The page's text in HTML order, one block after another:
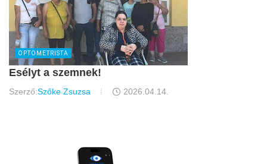
OPTOMETRISTA
Esélyt a szemnek!
Szerző:Szőke Zsuzsa 2026.04.14.